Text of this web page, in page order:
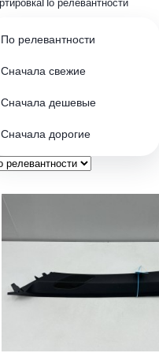
По релевантности
По релевантности
Сначала свежие
Сначала дешевые
Сначала дорогие